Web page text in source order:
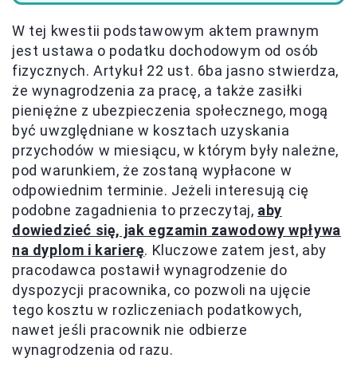
W tej kwestii podstawowym aktem prawnym
jest ustawa o podatku dochodowym od osób
fizycznych. Artykuł 22 ust. 6ba jasno stwierdza,
że wynagrodzenia za pracę, a także zasiłki
pieniężne z ubezpieczenia społecznego, mogą
być uwzględniane w kosztach uzyskania
przychodów w miesiącu, w którym były należne,
pod warunkiem, że zostaną wypłacone w
odpowiednim terminie. Jeżeli interesują cię
podobne zagadnienia to przeczytaj, aby
dowiedzieć się, jak egzamin zawodowy wpływa
na dyplom i karierę. Kluczowe zatem jest, aby
pracodawca postawił wynagrodzenie do
dyspozycji pracownika, co pozwoli na ujęcie
tego kosztu w rozliczeniach podatkowych,
nawet jeśli pracownik nie odbierze
wynagrodzenia od razu.